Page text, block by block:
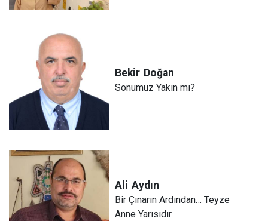
Bekir Doğan
Sonumuz Yakın mı?
Ali Aydın
Bir Çınarın Ardından… Teyze
Anne Yarısıdır